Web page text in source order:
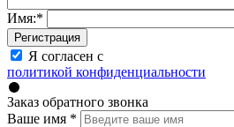
Имя:*
Регистрация
Я согласен с
политикой конфиденциальности
Заказ обратного звонка
Ваше имя *